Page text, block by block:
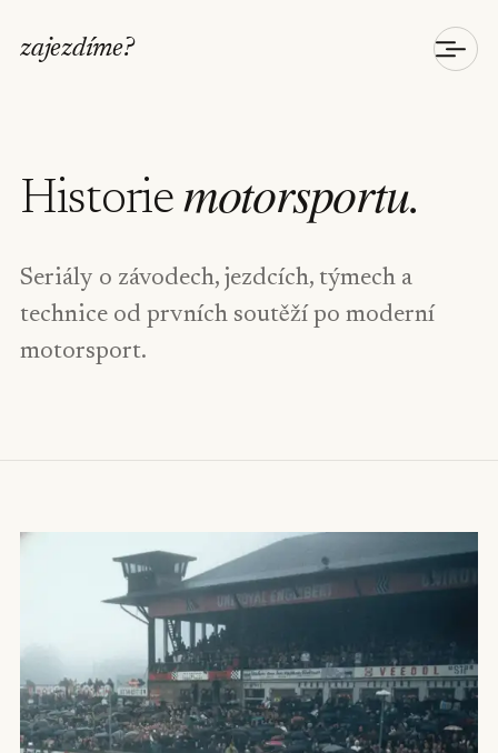
zajezdíme?
Historiemotorsportu.
Seriály o závodech, jezdcích, týmech a
technice od prvních soutěží po moderní
motorsport.